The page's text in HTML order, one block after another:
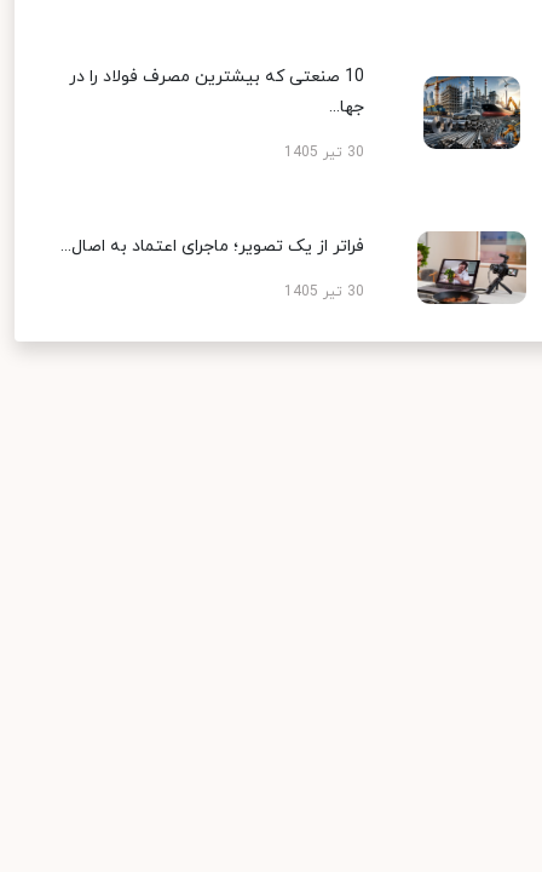
10 صنعتی که بیشترین مصرف فولاد را در
جها...
30 تیر 1405
فراتر از یک تصویر؛ ماجرای اعتماد به اصال...
30 تیر 1405